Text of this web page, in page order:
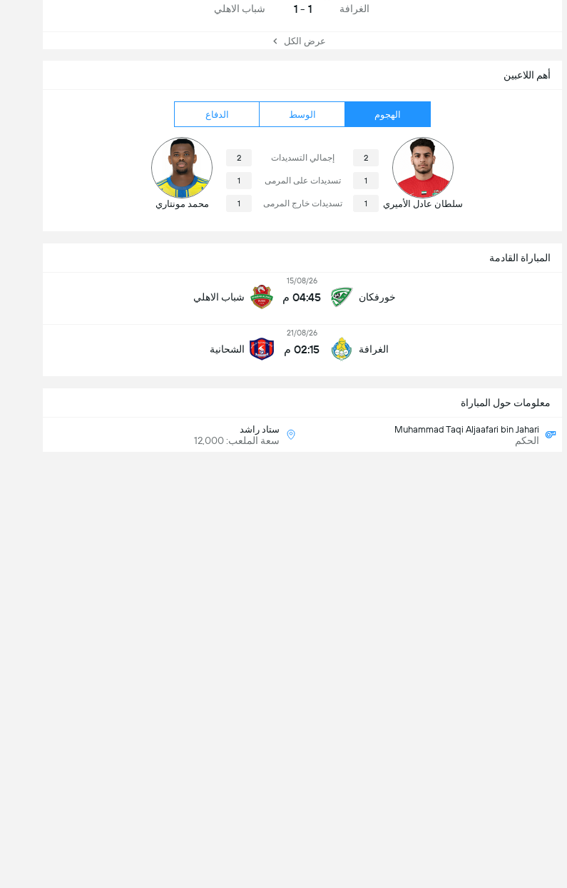
المباراة القادمة
خورفكان
15/08/26
04:45 م شباب الاهلي
الغرافة
21/08/26
02:15 م الشحانية
أهم اللاعبين
الهجوم الوسط الدفاع
سلطان عادل الأميري
2 إجمالي التسديدات 2
1 تسديدات على المرمى 1
1 تسديدات خارج المرمى 1 محمد مونتاري
معلومات حول المباراة
Muhammad Taqi Aljaafari bin Jahari
الحكم
ستاد راشد
سعة الملعب: 12,000
الغرافة 1 - 1 شباب الاهلي
عرض الكل